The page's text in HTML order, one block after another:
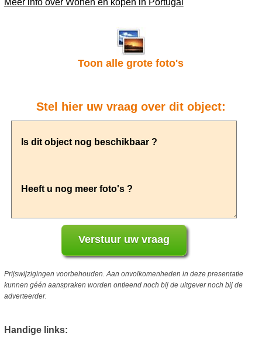
Meer info over Wonen en kopen in Portugal
Toon alle grote foto's
Stel hier uw vraag over dit object:
Prijswijzigingen voorbehouden. Aan onvolkomenheden in deze presentatie
kunnen géén aanspraken worden ontleend noch bij de uitgever noch bij de
adverteerder.
Handige links: